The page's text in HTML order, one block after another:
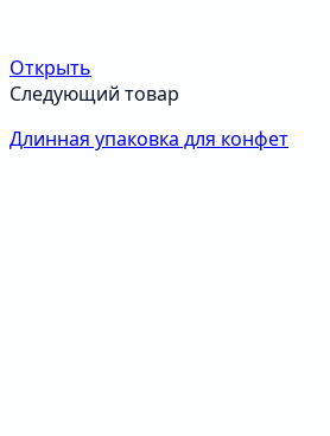
Открыть
Следующий товар
Длинная упаковка для конфет